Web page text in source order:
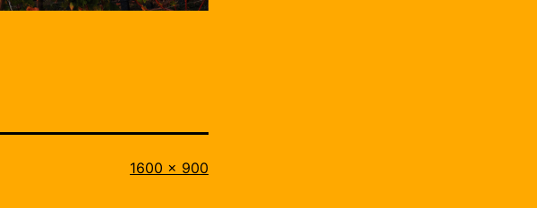
Originalgröße
1600 × 900